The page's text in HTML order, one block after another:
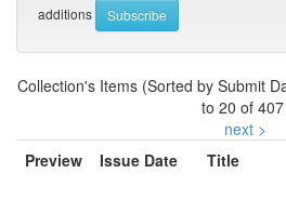
additions
Collection's Items (Sorted by Submit
to 20 of 407
next >
Preview
Issue Date Title